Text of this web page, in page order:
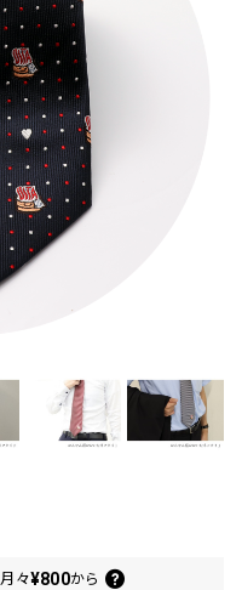
月々¥800から